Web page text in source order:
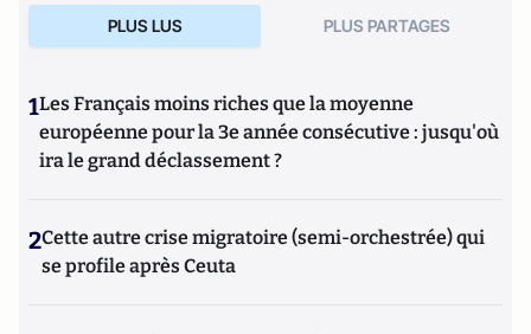
PLUS LUS PLUS PARTAGES
1Les Français moins riches que la moyenne
européenne pour la 3e année consécutive : jusqu'où
ira le grand déclassement ?
2Cette autre crise migratoire (semi-orchestrée) qui
se profile après Ceuta